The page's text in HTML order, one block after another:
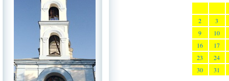
2
3
9
10
16
17
23
24
30
31